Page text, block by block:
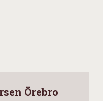
Örebro